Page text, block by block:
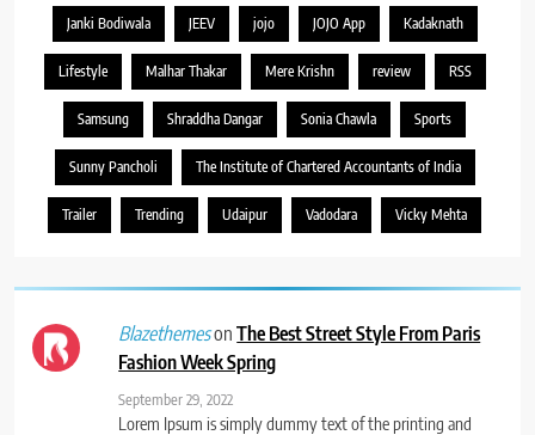
Janki Bodiwala JEEV jojo JOJO App Kadaknath
Lifestyle Malhar Thakar Mere Krishn review RSS
Samsung Shraddha Dangar Sonia Chawla Sports
Sunny Pancholi The Institute of Chartered Accountants of India
Trailer Trending Udaipur Vadodara Vicky Mehta
BlazethemesonThe Best Street Style From Paris
Fashion Week Spring
September 29, 2022
Lorem Ipsum is simply dummy text of the printing and